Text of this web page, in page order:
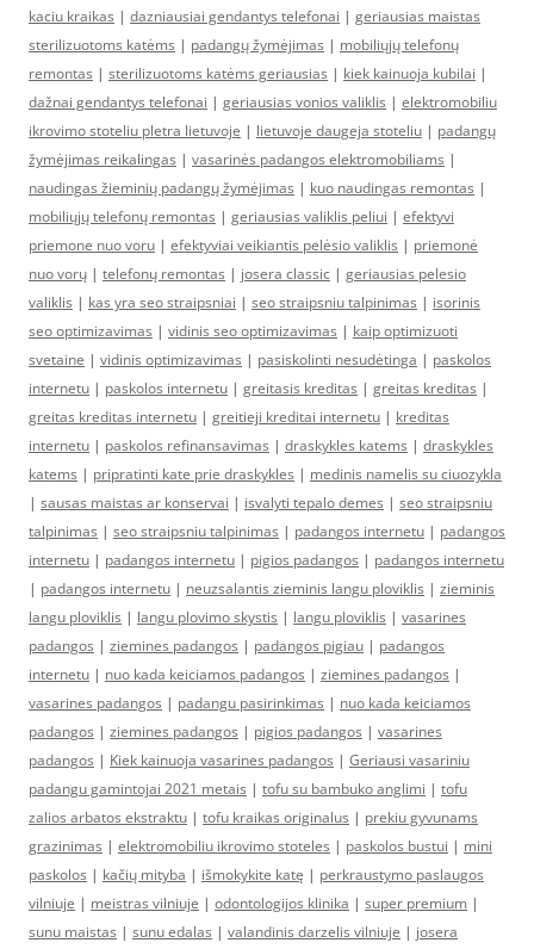
kaciu kraikas | dazniausiai gendantys telefonai | geriausias maistas
sterilizuotoms katėms | padangų žymėjimas | mobiliųjų telefonų
remontas | sterilizuotoms katėms geriausias | kiek kainuoja kubilai |
dažnai gendantys telefonai | geriausias vonios valiklis | elektromobiliu
ikrovimo stoteliu pletra lietuvoje | lietuvoje daugeja stoteliu | padangų
žymėjimas reikalingas | vasarinės padangos elektromobiliams |
naudingas žieminių padangų žymėjimas | kuo naudingas remontas |
mobiliųjų telefonų remontas | geriausias valiklis peliui | efektyvi
priemone nuo voru | efektyviai veikiantis pelėsio valiklis | priemonė
nuo vorų | telefonų remontas | josera classic | geriausias pelesio
valiklis | kas yra seo straipsniai | seo straipsniu talpinimas | isorinis
seo optimizavimas | vidinis seo optimizavimas | kaip optimizuoti
svetaine | vidinis optimizavimas | pasiskolinti nesudėtinga | paskolos
internetu | paskolos internetu | greitasis kreditas | greitas kreditas |
greitas kreditas internetu | greitieji kreditai internetu | kreditas
internetu | paskolos refinansavimas | draskykles katems | draskykles
katems | pripratinti kate prie draskykles | medinis namelis su ciuozykla
| sausas maistas ar konservai | isvalyti tepalo demes | seo straipsniu
talpinimas | seo straipsniu talpinimas | padangos internetu | padangos
internetu | padangos internetu | pigios padangos | padangos internetu
| padangos internetu | neuzsalantis zieminis langu ploviklis | zieminis
langu ploviklis | langu plovimo skystis | langu ploviklis | vasarines
padangos | ziemines padangos | padangos pigiau | padangos
internetu | nuo kada keiciamos padangos | ziemines padangos |
vasarines padangos | padangu pasirinkimas | nuo kada keiciamos
padangos | ziemines padangos | pigios padangos | vasarines
padangos | Kiek kainuoja vasarines padangos | Geriausi vasariniu
padangu gamintojai 2021 metais | tofu su bambuko anglimi | tofu
zalios arbatos ekstraktu | tofu kraikas originalus | prekiu gyvunams
grazinimas | elektromobiliu ikrovimo stoteles | paskolos bustui | mini
paskolos | kačių mityba | išmokykite katę | perkraustymo paslaugos
vilniuje | meistras vilniuje | odontologijos klinika | super premium |
sunu maistas | sunu edalas | valandinis darzelis vilniuje | josera